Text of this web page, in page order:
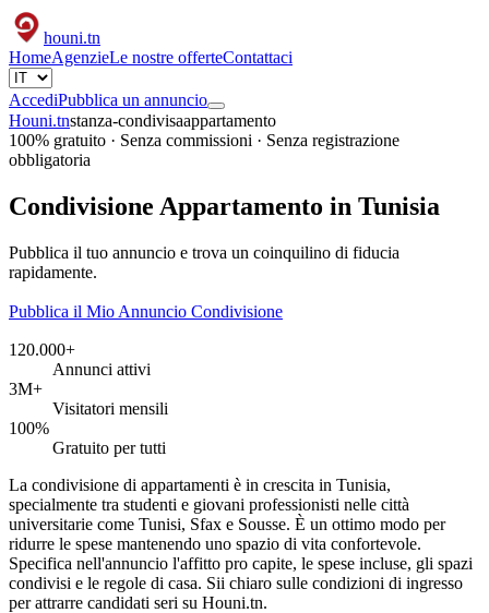
houni.tn
HomeAgenzieLe nostre offerteContattaci
AccediPubblica un annuncio
Houni.tnstanza-condivisaappartamento
100% gratuito · Senza commissioni · Senza registrazione
obbligatoria
Condivisione Appartamento in Tunisia
Pubblica il tuo annuncio e trova un coinquilino di fiducia
rapidamente.
Pubblica il Mio Annuncio Condivisione
120.000+
Annunci attivi
3M+
Visitatori mensili
100%
Gratuito per tutti
La condivisione di appartamenti è in crescita in Tunisia,
specialmente tra studenti e giovani professionisti nelle città
universitarie come Tunisi, Sfax e Sousse. È un ottimo modo per
ridurre le spese mantenendo uno spazio di vita confortevole.
Specifica nell'annuncio l'affitto pro capite, le spese incluse, gli spazi
condivisi e le regole di casa. Sii chiaro sulle condizioni di ingresso
per attrarre candidati seri su Houni.tn.